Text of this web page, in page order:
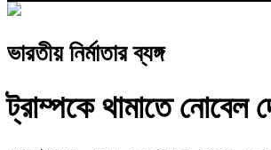
ভারতীয় নির্মাতার ব্যঙ্গ
ট্রাম্পকে থামাতে নোবেল